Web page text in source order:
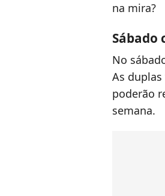
na mira?
Sábado
No
As
poderão
semana.